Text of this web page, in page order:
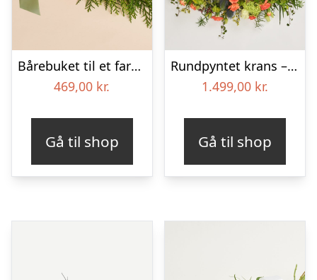
Bårebuket til et farverigt minde med bånd
469,00 kr.
Gå til shop
Rundpyntet krans – Et farverigt farvel
1.499,00 kr.
Gå til shop